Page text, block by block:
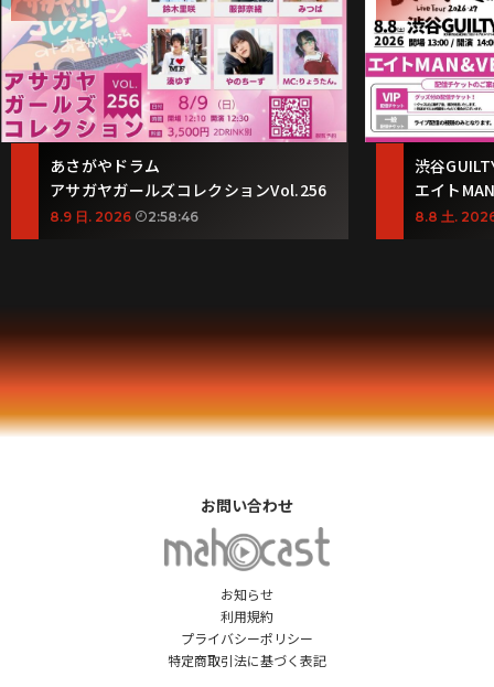
あさがやドラム
アサガヤガールズコレクションVol.256
8.9 日. 2026 2:58:46
渋谷
8.8 土.
お知らせ
利用規約
プライバシーポリシー
特定商取引法に基づく表記
お問い合わせ